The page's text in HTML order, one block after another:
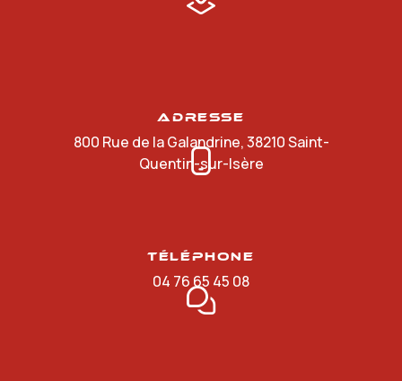
Adresse
800 Rue de la Galandrine, 38210 Saint-
Quentin-sur-Isère
Téléphone
04 76 65 45 08